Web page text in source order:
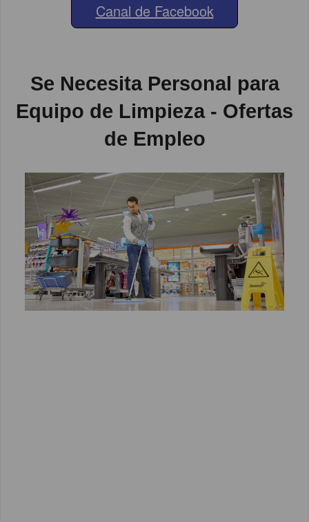
Canal de Facebook
Se Necesita Personal para
Equipo de Limpieza - Ofertas
de Empleo